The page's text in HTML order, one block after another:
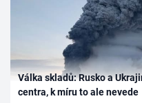
Válka skladů: Rusko a
centra, k míru to ale nevede